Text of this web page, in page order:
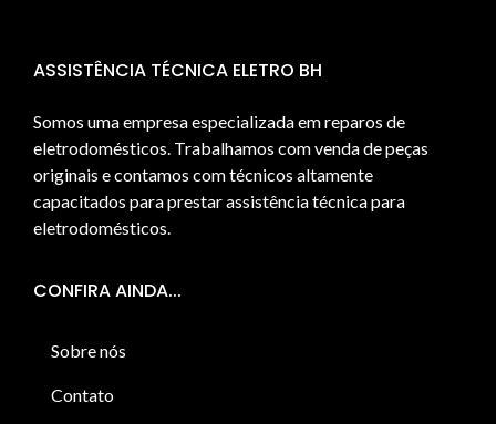
ASSISTÊNCIA TÉCNICA ELETRO BH
Somos uma empresa especializada em reparos de
eletrodomésticos. Trabalhamos com venda de peças
originais e contamos com técnicos altamente
capacitados para prestar assistência técnica para
eletrodomésticos.
CONFIRA AINDA...
Sobre nós
Contato